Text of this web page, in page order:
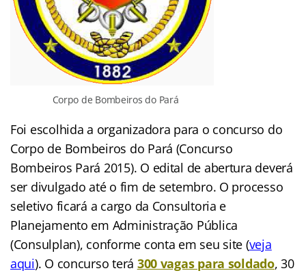
Corpo de Bombeiros do Pará
Foi escolhida a organizadora para o concurso do
Corpo de Bombeiros do Pará (Concurso
Bombeiros Pará 2015). O edital de abertura deverá
ser divulgado até o fim de setembro. O processo
seletivo ficará a cargo da Consultoria e
Planejamento em Administração Pública
(Consulplan), conforme conta em seu site (veja
aqui). O concurso terá 300 vagas para soldado, 30